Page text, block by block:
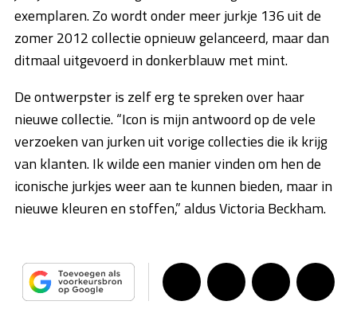
exemplaren. Zo wordt onder meer jurkje 136 uit de
zomer 2012 collectie opnieuw gelanceerd, maar dan
ditmaal uitgevoerd in donkerblauw met mint.
De ontwerpster is zelf erg te spreken over haar
nieuwe collectie. “Icon is mijn antwoord op de vele
verzoeken van jurken uit vorige collecties die ik krijg
van klanten. Ik wilde een manier vinden om hen de
iconische jurkjes weer aan te kunnen bieden, maar in
nieuwe kleuren en stoffen,” aldus Victoria Beckham.